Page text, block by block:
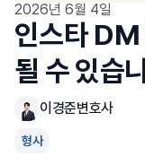
2026년 6월 4일
인스타 DM
될 수 있습
이경준변호사
형사